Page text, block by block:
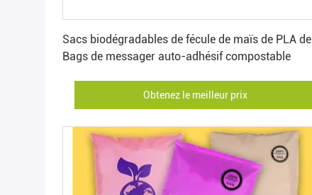
Sacs biodégradables de fécule de maïs de PLA de
Bags de messager auto-adhésif compostable
Obtenez le meilleur prix